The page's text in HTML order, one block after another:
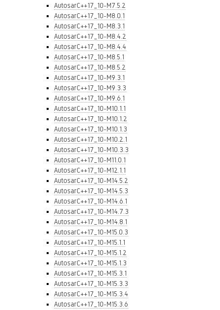
AutosarC++17_10-M7.5.2
AutosarC++17_10-M8.0.1
AutosarC++17_10-M8.3.1
AutosarC++17_10-M8.4.2
AutosarC++17_10-M8.4.4
AutosarC++17_10-M8.5.1
AutosarC++17_10-M8.5.2
AutosarC++17_10-M9.3.1
AutosarC++17_10-M9.3.3
AutosarC++17_10-M9.6.1
AutosarC++17_10-M10.1.1
AutosarC++17_10-M10.1.2
AutosarC++17_10-M10.1.3
AutosarC++17_10-M10.2.1
AutosarC++17_10-M10.3.3
AutosarC++17_10-M11.0.1
AutosarC++17_10-M12.1.1
AutosarC++17_10-M14.5.2
AutosarC++17_10-M14.5.3
AutosarC++17_10-M14.6.1
AutosarC++17_10-M14.7.3
AutosarC++17_10-M14.8.1
AutosarC++17_10-M15.0.3
AutosarC++17_10-M15.1.1
AutosarC++17_10-M15.1.2
AutosarC++17_10-M15.1.3
AutosarC++17_10-M15.3.1
AutosarC++17_10-M15.3.3
AutosarC++17_10-M15.3.4
AutosarC++17_10-M15.3.6